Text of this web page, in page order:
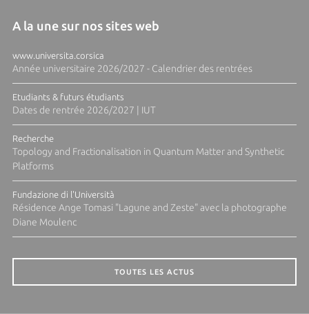
A la une sur nos sites web
www.universita.corsica
Année universitaire 2026/2027 - Calendrier des rentrées
Etudiants & futurs étudiants
Dates de rentrée 2026/2027 | IUT
Recherche
Topology and Fractionalisation in Quantum Matter and Synthetic
Platforms
Fundazione di l'Università
Résidence Ange Tomasi "Lagune and Zeste" avec la photographe
Diane Moulenc
TOUTES LES ACTUS